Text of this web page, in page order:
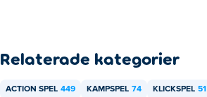
Relaterade kategorier
ACTION SPEL 449 KAMPSPEL 74 KLICKSPEL 51